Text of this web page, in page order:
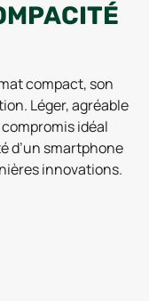
compact, son
Léger, agréable
idéal
d’un smartphone
innovations.